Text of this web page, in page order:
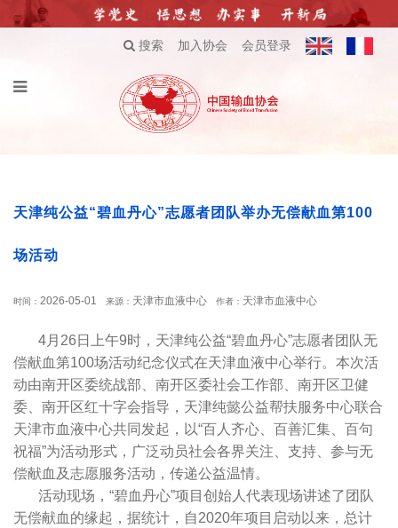
搜索 加入协会 会员登录
天津纯公益“碧血丹心”志愿者团队举办无偿献血第100
场活动
时间： 2026-05-01 来源： 天津市血液中心 作者： 天津市血液中心
4月26日上午9时，天津纯公益“碧血丹心”志愿者团队无
偿献血第100场活动纪念仪式在天津血液中心举行。本次活
动由南开区委统战部、南开区委社会工作部、南开区卫健
委、南开区红十字会指导，天津纯懿公益帮扶服务中心联合
天津市血液中心共同发起，以“百人齐心、百善汇集、百句
祝福”为活动形式，广泛动员社会各界关注、支持、参与无
偿献血及志愿服务活动，传递公益温情。
活动现场，“碧血丹心”项目创始人代表现场讲述了团队
无偿献血的缘起，据统计，自2020年项目启动以来，总计